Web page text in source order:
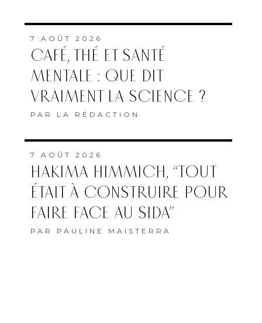
7 AOÛT 2026
CAFÉ, THÉ ET SANTÉ
MENTALE : QUE DIT
VRAIMENT LA SCIENCE ?
PAR LA RÉDACTION
7 AOÛT 2026
HAKIMA HIMMICH, “TOUT
ÉTAIT À CONSTRUIRE POUR
FAIRE FACE AU SIDA”
PAR PAULINE MAISTERRA